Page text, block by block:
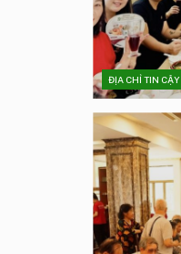
ĐỊA CHỈ TIN CẬY